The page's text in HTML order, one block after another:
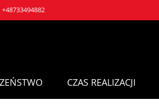
+48733494882
CZAS REALIZACJI